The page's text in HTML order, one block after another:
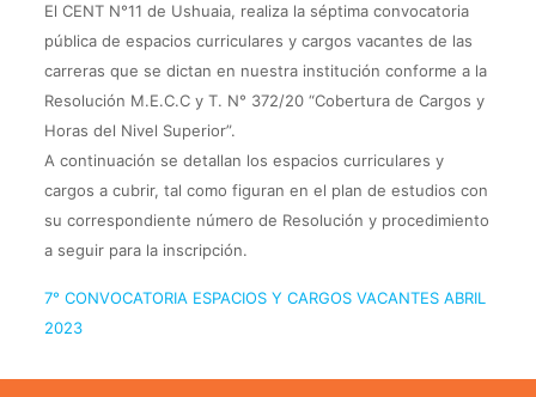
El CENT N°11 de Ushuaia, realiza la séptima convocatoria
pública de espacios curriculares y cargos vacantes de las
carreras que se dictan en nuestra institución conforme a la
Resolución M.E.C.C y T. N° 372/20 “Cobertura de Cargos y
Horas del Nivel Superior”.
A continuación se detallan los espacios curriculares y
cargos a cubrir, tal como figuran en el plan de estudios con
su correspondiente número de Resolución y procedimiento
a seguir para la inscripción.
7° CONVOCATORIA ESPACIOS Y CARGOS VACANTES ABRIL
2023